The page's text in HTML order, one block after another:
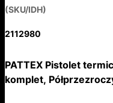
(SKU/IDH)
2112980
PATTEX Pistolet
komplet,